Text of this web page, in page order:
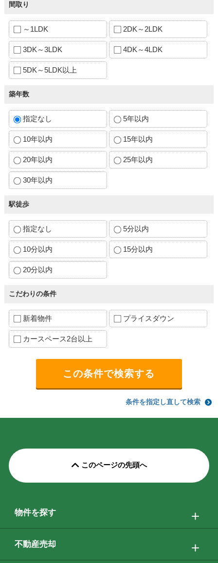
間取り
～1LDK 2DK～2LDK
3DK～3LDK 4DK～4LDK
5DK～5LDK以上
築年数
指定なし 5年以内
10年以内 15年以内
20年以内 25年以内
30年以内
駅徒歩
指定なし 5分以内
10分以内 15分以内
20分以内
こだわりの条件
新着物件 プライスダウン
カースペース2台以上
条件を指定し直して検索
このページの先頭へ
物件を探す
不動産売却